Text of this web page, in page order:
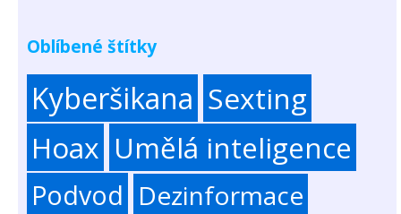
Oblíbené štítky
Kyberšikana Sexting
Hoax Umělá inteligence
Podvod Dezinformace